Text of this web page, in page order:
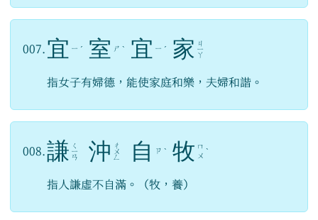
007. 宜 ㄧ ˊ 室 ㄕ ˋ 宜 ㄧ ˊ 家 ㄐ
ㄧ
ㄚ
指女子有婦德，能使家庭和樂，夫婦和諧。
008. 謙 ㄑ
ㄧ
ㄢ 沖 ㄔ
ㄨ
ㄥ 自 ㄗ ˋ 牧 ㄇ
ㄨ ˋ
指人謙虛不自滿。（牧，養）